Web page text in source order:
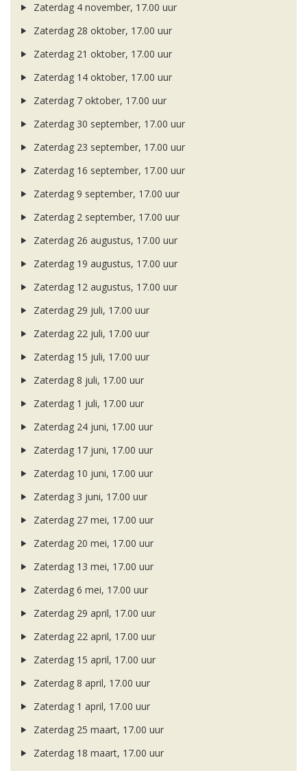
Zaterdag 4 november, 17.00 uur
Zaterdag 28 oktober, 17.00 uur
Zaterdag 21 oktober, 17.00 uur
Zaterdag 14 oktober, 17.00 uur
Zaterdag 7 oktober, 17.00 uur
Zaterdag 30 september, 17.00 uur
Zaterdag 23 september, 17.00 uur
Zaterdag 16 september, 17.00 uur
Zaterdag 9 september, 17.00 uur
Zaterdag 2 september, 17.00 uur
Zaterdag 26 augustus, 17.00 uur
Zaterdag 19 augustus, 17.00 uur
Zaterdag 12 augustus, 17.00 uur
Zaterdag 29 juli, 17.00 uur
Zaterdag 22 juli, 17.00 uur
Zaterdag 15 juli, 17.00 uur
Zaterdag 8 juli, 17.00 uur
Zaterdag 1 juli, 17.00 uur
Zaterdag 24 juni, 17.00 uur
Zaterdag 17 juni, 17.00 uur
Zaterdag 10 juni, 17.00 uur
Zaterdag 3 juni, 17.00 uur
Zaterdag 27 mei, 17.00 uur
Zaterdag 20 mei, 17.00 uur
Zaterdag 13 mei, 17.00 uur
Zaterdag 6 mei, 17.00 uur
Zaterdag 29 april, 17.00 uur
Zaterdag 22 april, 17.00 uur
Zaterdag 15 april, 17.00 uur
Zaterdag 8 april, 17.00 uur
Zaterdag 1 april, 17.00 uur
Zaterdag 25 maart, 17.00 uur
Zaterdag 18 maart, 17.00 uur